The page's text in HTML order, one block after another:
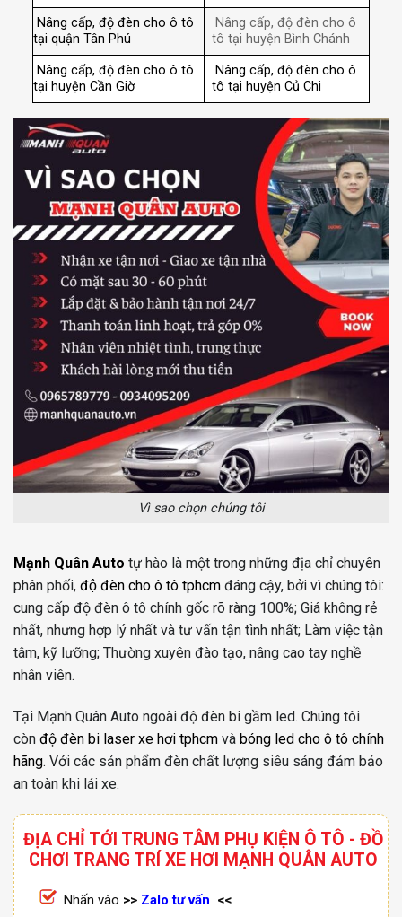
Nâng cấp, độ đèn cho ô tô
tại quận Tân Phú
Nâng cấp, độ đèn cho ô
tô tại huyện Bình Chánh
Nâng cấp, độ đèn cho ô tô
tại huyện Cần Giờ
Nâng cấp, độ đèn cho ô
tô tại huyện Củ Chi
Vì sao chọn chúng tôi
Mạnh Quân Auto tự hào là một trong những địa chỉ chuyên
phân phối, độ đèn cho ô tô tphcm đáng cậy, bởi vì chúng tôi:
cung cấp độ đèn ô tô chính gốc rõ ràng 100%; Giá không rẻ
nhất, nhưng hợp lý nhất và tư vấn tận tình nhất; Làm việc tận
tâm, kỹ lưỡng; Thường xuyên đào tạo, nâng cao tay nghề
nhân viên.
Tại Mạnh Quân Auto ngoài độ đèn bi gầm led. Chúng tôi
còn độ đèn bi laser xe hơi tphcm và bóng led cho ô tô chính
hãng. Với các sản phẩm đèn chất lượng siêu sáng đảm bảo
an toàn khi lái xe.
ĐỊA CHỈ TỚI TRUNG TÂM PHỤ KIỆN Ô TÔ - ĐỒ
CHƠI TRANG TRÍ XE HƠI MẠNH QUÂN AUTO
Nhấn vào >> Zalo tư vấn <<